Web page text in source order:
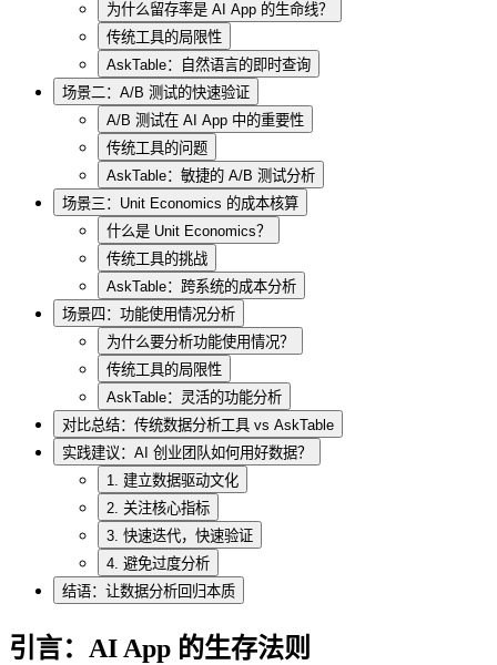
为什么留存率是 AI App 的生命线？
传统工具的局限性
AskTable：自然语言的即时查询
场景二：A/B 测试的快速验证
A/B 测试在 AI App 中的重要性
传统工具的问题
AskTable：敏捷的 A/B 测试分析
场景三：Unit Economics 的成本核算
什么是 Unit Economics？
传统工具的挑战
AskTable：跨系统的成本分析
场景四：功能使用情况分析
为什么要分析功能使用情况？
传统工具的局限性
AskTable：灵活的功能分析
对比总结：传统数据分析工具 vs AskTable
实践建议：AI 创业团队如何用好数据？
1. 建立数据驱动文化
2. 关注核心指标
3. 快速迭代，快速验证
4. 避免过度分析
结语：让数据分析回归本质
引言：AI App 的生存法则